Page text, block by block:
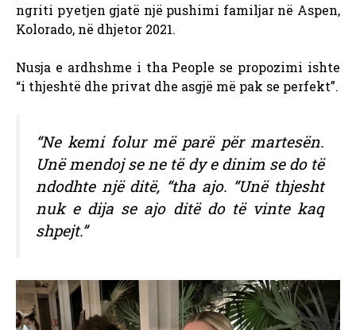
ngriti pyetjen gjatë një pushimi familjar në Aspen,
Kolorado, në dhjetor 2021.
Nusja e ardhshme i tha People se propozimi ishte
“i thjeshtë dhe privat dhe asgjë më pak se perfekt”.
“Ne kemi folur më parë për martesën.
Unë mendoj se ne të dy e dinim se do të
ndodhte një ditë, “tha ajo. “Unë thjesht
nuk e dija se ajo ditë do të vinte kaq
shpejt.”